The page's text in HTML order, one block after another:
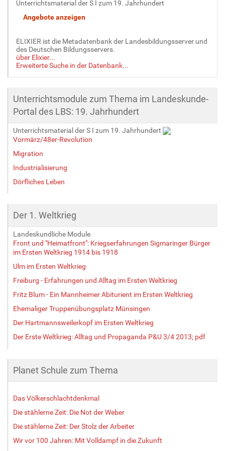
Unterrichtsmaterial der S I zum 19. Jahrhundert
ELIXIER ist die Metadatenbank der Landesbildungsserver und
des Deutschen Bildungsservers.
über Elixier...
Erweiterte Suche in der Datenbank...
Unterrichtsmodule zum Thema im Landeskunde-
Portal des LBS: 19. Jahrhundert
Unterrichtsmaterial der S I zum 19. Jahrhundert
Vormärz/48er-Revolution
Migration
Industrialisierung
Dörfliches Leben
Der 1. Weltkrieg
Landeskundliche Module
Front und "Heimatfront": Kriegserfahrungen Sigmaringer Bürger
im Ersten Weltkrieg 1914 bis 1918
Ulm im Ersten Weltkrieg
Freiburg - Erfahrungen und Alltag im Ersten Weltkrieg
Fritz Blum - Ein Mannheimer Abiturient im Ersten Weltkrieg
Ehemaliger Truppenübungsplatz Münsingen
Der Hartmannsweilerkopf im Ersten Weltkrieg
Der Erste Weltkrieg: Alltag und Propaganda P&U 3/4 2013; pdf
Planet Schule zum Thema
Das Völkerschlachtdenkmal
Die stählerne Zeit: Die Not der Weber
Die stählerne Zeit: Der Stolz der Arbeiter
Wir vor 100 Jahren: Mit Volldampf in die Zukunft